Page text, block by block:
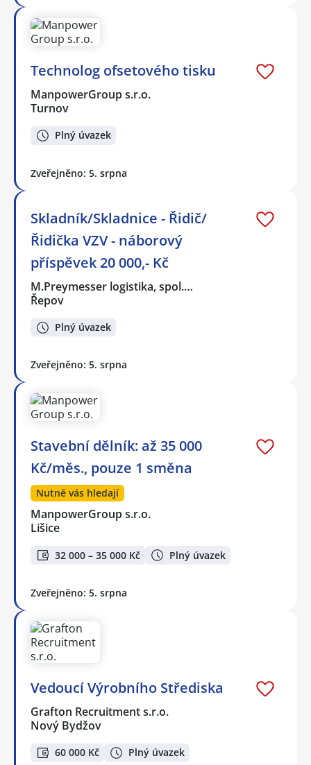
Technolog ofsetového tisku
ManpowerGroup s.r.o.
Turnov
Plný úvazek
Zveřejněno: 5. srpna
Skladník/Skladnice - Řidič/
Řidička VZV - náborový
příspěvek 20 000,- Kč
M.Preymesser logistika, spol.…
Řepov
Plný úvazek
Zveřejněno: 5. srpna
Stavební dělník: až 35 000
Kč/měs., pouze 1 směna
Nutně vás hledají
ManpowerGroup s.r.o.
Lišice
32 000 – 35 000 Kč Plný úvazek
Zveřejněno: 5. srpna
Vedoucí Výrobního Střediska
Grafton Recruitment s.r.o.
Nový Bydžov
60 000 Kč Plný úvazek